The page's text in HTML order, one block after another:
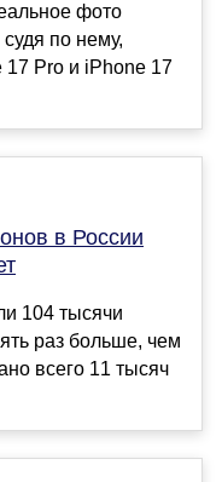
фото
по нему,
17 Pro и iPhone 17
в России
104 тысячи
раз больше, чем
всего 11 тысяч